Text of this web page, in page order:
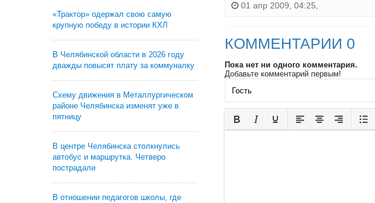
«Трактор» одержал свою самую
крупную победу в истории КХЛ
В Челябинской области в 2026 году
дважды повысят плату за коммуналку
Схему движения в Металлургическом
районе Челябинска изменят уже в
пятницу
В центре Челябинска столкнулись
автобус и маршрутка. Четверо
пострадали
В отношении педагогов школы, где
01 апр 2009, 04:25,
КОММЕНТАРИИ 0
Пока нет ни одного комментария.
Добавьте комментарий первым!